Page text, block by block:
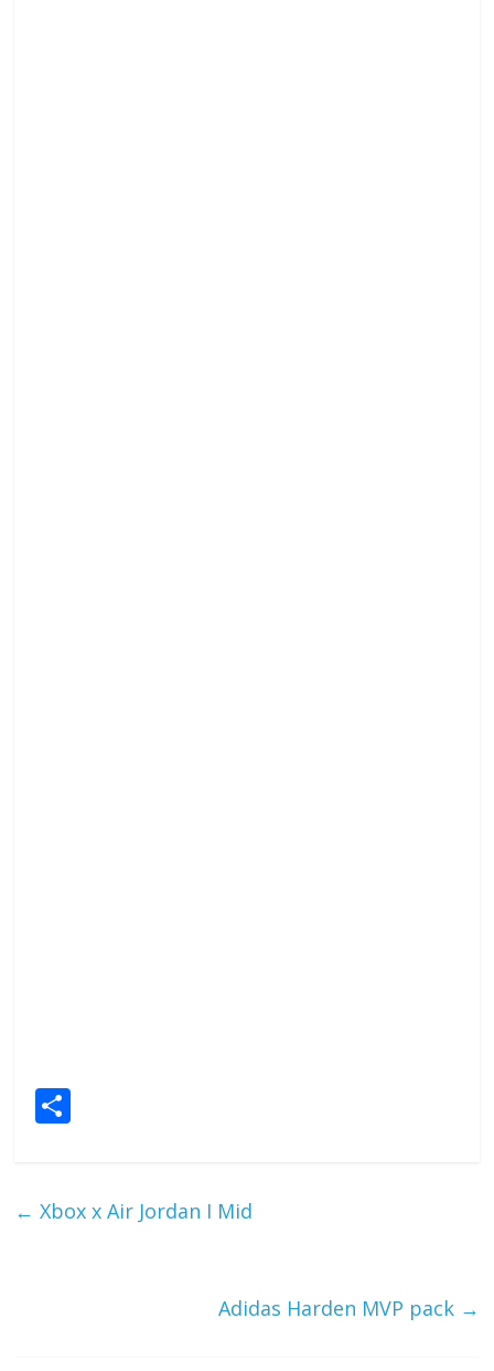
e
← Xbox x Air Jordan I Mid
Adidas Harden MVP pack →